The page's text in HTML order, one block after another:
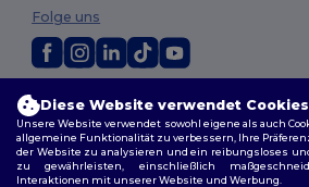
2026. Alle Rechte vorbehalten
Allgemeine Geschäftsbedingungen|
Datenschutzbestimmungen|Cookie-Richtlinie
Folge uns
Diese Website verwendet Cookies
Unsere Website verwendet sowohl eigene als auch
allgemeine Funktionalität zu verbessern, Ihre
der Website zu analysieren und ein reibungsloses
zu gewährleisten, einschließlich
Interaktionen mit unserer Website und Werbung.